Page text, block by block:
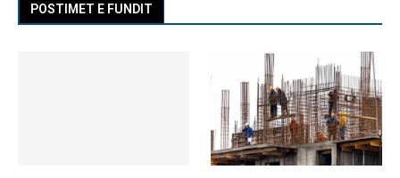
POSTIMET E FUNDIT